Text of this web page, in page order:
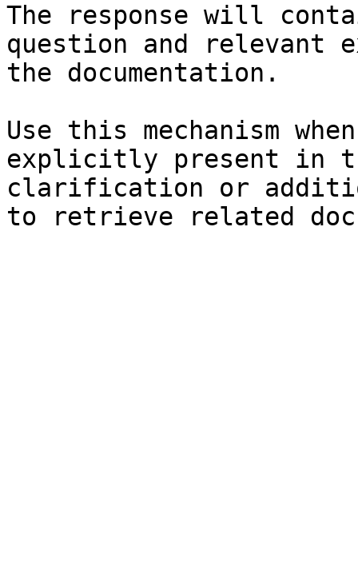
The response will
question and relevant
the documentation.
Use this mechanism
explicitly present in
clarification or